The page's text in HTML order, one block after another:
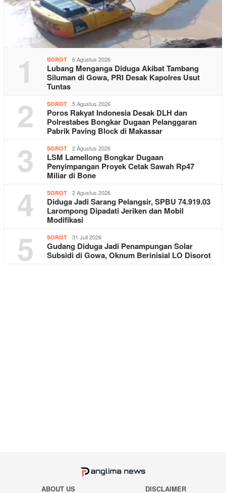
1 SOROT 6 Agustus 2026
Lubang Menganga Diduga Akibat Tambang
Siluman di Gowa, PRI Desak Kapolres Usut
Tuntas
2 SOROT 5 Agustus 2026
Poros Rakyat Indonesia Desak DLH dan
Polrestabes Bongkar Dugaan Pelanggaran
Pabrik Paving Block di Makassar
3 SOROT 2 Agustus 2026
LSM Lamellong Bongkar Dugaan
Penyimpangan Proyek Cetak Sawah Rp47
Miliar di Bone
4 SOROT 2 Agustus 2026
Diduga Jadi Sarang Pelangsir, SPBU 74.919.03
Larompong Dipadati Jeriken dan Mobil
Modifikasi
5 SOROT 31 Juli 2026
Gudang Diduga Jadi Penampungan Solar
Subsidi di Gowa, Oknum Berinisial LO Disorot
ABOUT US DISCLAIMER